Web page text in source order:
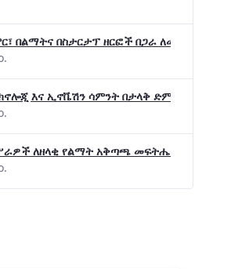
በልማትና በስታርታፕ ዘርፎች በጋራ ለመስራት መከሩ፡፡
እና ኢኖቬሽን ሳምንት በታላቅ ድምቀት
ለዘላቂ የልማት አቅጣጫ መፍትሔ ጠቋሚ